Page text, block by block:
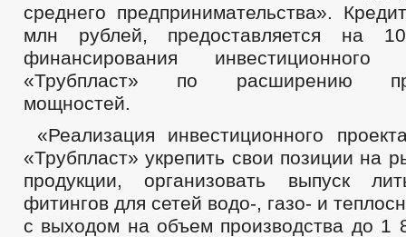
Муниципальные услуги
Нормативно-правовые акты
Стандарты муниципальных услуг
_
Прием граждан
Обращение к главе
Интернет приемная
График приема граждан
Анализ обращений граждан
Обзоры обращений граждан
Форма обращений и заявлений
Порядок рассмотрения обращений
Регламент рассмотрения обращений
среднего предпринимательства».
млн рублей, предоставляется на
финансирования
«Трубпласт» по расширению
мощностей.
«Реализация инвестиционного
«Трубпласт» укрепить свои позиции на
продукции, организовать выпуск
фитингов для сетей водо-, газо- и
с выходом на объем производства до 1